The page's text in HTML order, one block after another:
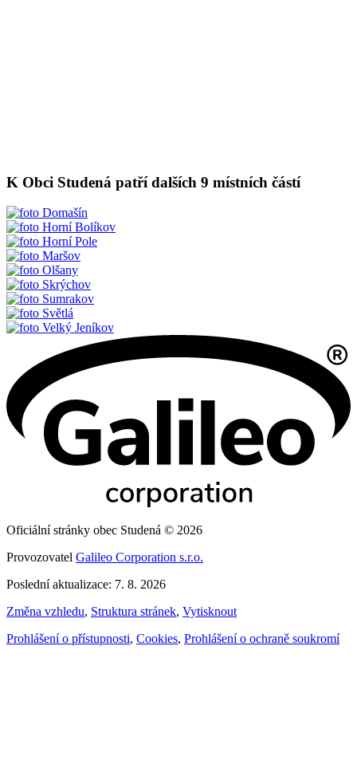
K Obci Studená patří dalších 9 místních částí
Domašín
Horní Bolíkov
Horní Pole
Maršov
Olšany
Skrýchov
Sumrakov
Světlá
Velký Jeníkov
Oficiální stránky obec Studená © 2026
Provozovatel Galileo Corporation s.r.o.
Poslední aktualizace: 7. 8. 2026
Změna vzhledu, Struktura stránek, Vytisknout
Prohlášení o přístupnosti, Cookies, Prohlášení o ochraně soukromí